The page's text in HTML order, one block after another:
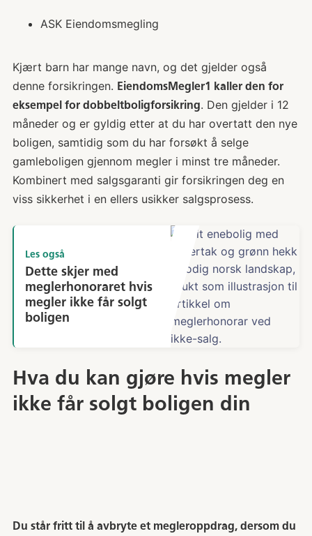
ASK Eiendomsmegling
Kjært barn har mange navn, og det gjelder også
denne forsikringen. EiendomsMegler1 kaller den for
eksempel for dobbeltboligforsikring. Den gjelder i 12
måneder og er gyldig etter at du har overtatt den nye
boligen, samtidig som du har forsøkt å selge
gamleboligen gjennom megler i minst tre måneder.
Kombinert med salgsgaranti gir forsikringen deg en
viss sikkerhet i en ellers usikker salgsprosess.
Les også
Dette skjer med
meglerhonoraret hvis
megler ikke får solgt
boligen
Hva du kan gjøre hvis megler
ikke får solgt boligen din
Du står fritt til å avbryte et megleroppdrag, dersom du